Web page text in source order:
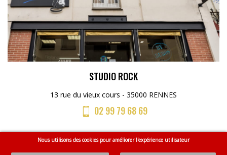
Nous utilisons des cookies pour améliorer l'expérience utilisateur
STUDIO ROCK
13 rue du vieux cours - 35000 RENNES
02 99 79 68 69
Accueil CGV Mentions légales Plan du site